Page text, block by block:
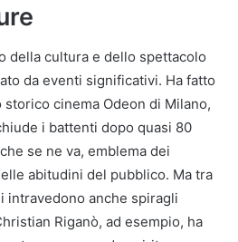
della cultura e dello spettacolo
da eventi significativi. Ha fatto
cinema Odeon di Milano,
i battenti dopo quasi 80
se ne va, emblema dei
abitudini del pubblico. Ma tra
intravedono anche spiragli
Riganò, ad esempio, ha